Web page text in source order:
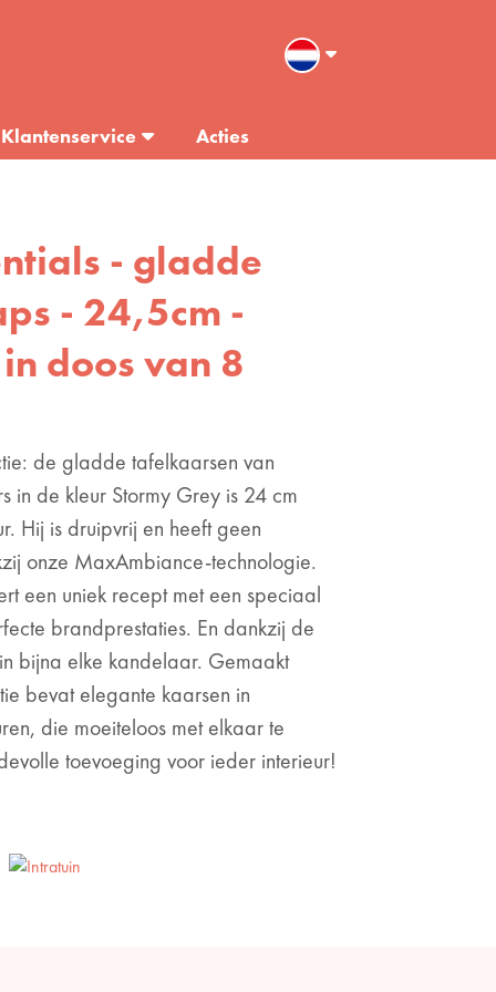
Klantenservice Acties
- gladde
- 24,5cm -
doos van 8
de gladde tafelkaarsen van
in de kleur Stormy Grey is 24 cm
Hij is druipvrij en heeft geen
onze MaxAmbiance-technologie.
een uniek recept met een speciaal
brandprestaties. En dankzij de
bijna elke kandelaar. Gemaakt
bevat elegante kaarsen in
die moeiteloos met elkaar te
toevoeging voor ieder interieur!